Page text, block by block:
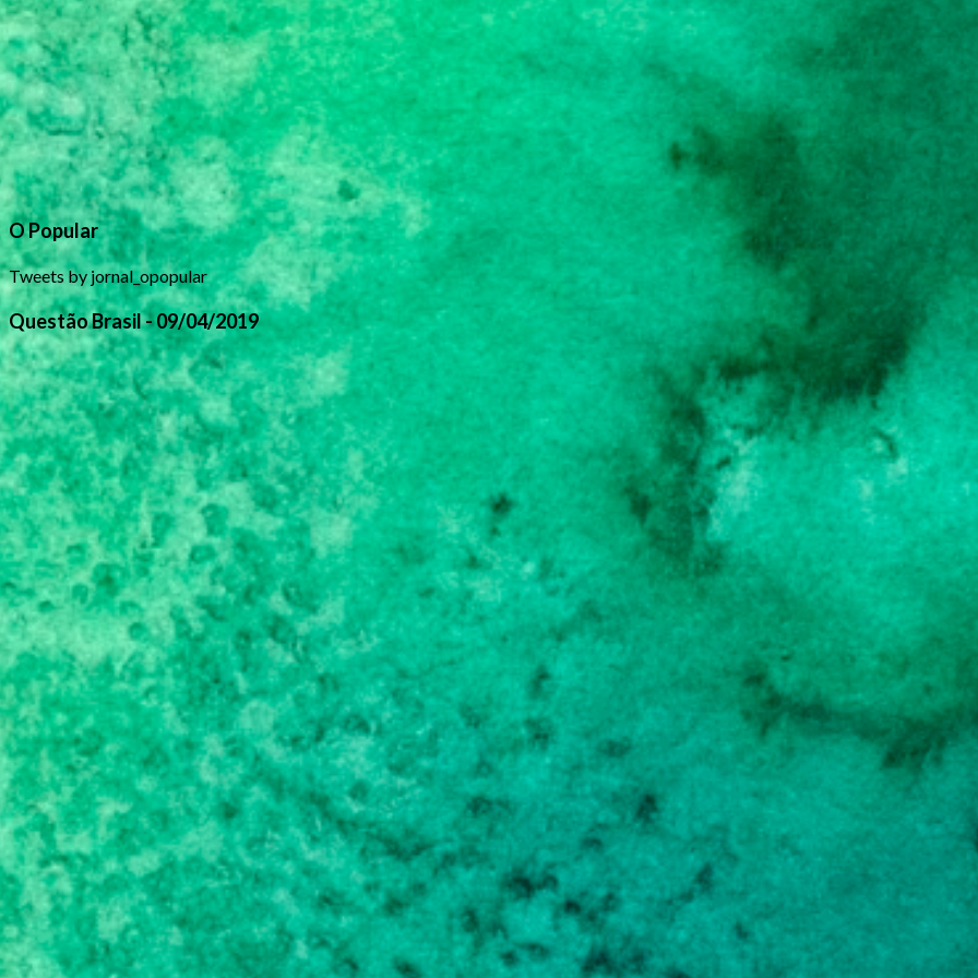
O Popular
Tweets by jornal_opopular
Questão Brasil - 09/04/2019